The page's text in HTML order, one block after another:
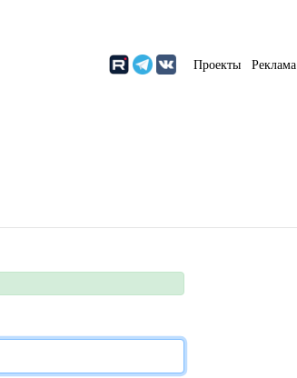
Проекты Реклама